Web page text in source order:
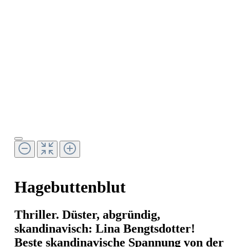
Hagebuttenblut
Thriller. Düster, abgründig,
skandinavisch: Lina Bengtsdotter!
Beste skandinavische Spannung von der